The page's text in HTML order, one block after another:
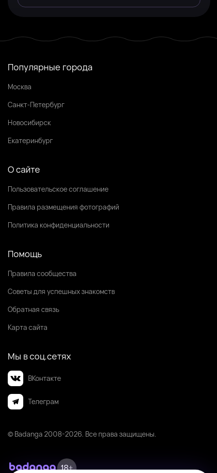
Популярные города
Москва
Санкт-Петербург
Новосибирск
Екатеринбург
О сайте
Пользовательское соглашение
Правила размещения фотографий
Политика конфиденциальности
Помощь
Правила сообщества
Советы для успешных знакомств
Обратная связь
Карта сайта
Мы в соц.сетях
ВКонтакте
Телеграм
© Badanga 2008-2026 . Все права защищены.